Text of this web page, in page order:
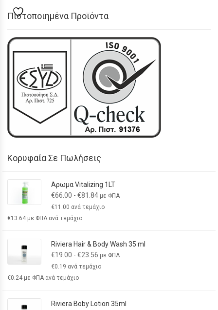
Πιστοποιημένα Προϊόντα
Κορυφαία Σε Πωλήσεις
Αρωμα Vitalizing 1LT
€66.00 - €81.84 με ΦΠΑ
€11.00 ανά τεμάχιο
€13.64 με ΦΠΑ ανά τεμάχιο
Riviera Hair & Body Wash 35 ml
€19.00 - €23.56 με ΦΠΑ
€0.19 ανά τεμάχιο
€0.24 με ΦΠΑ ανά τεμάχιο
Riviera Boby Lotion 35ml